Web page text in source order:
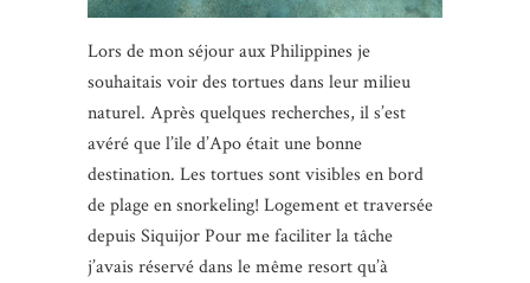
Lors de mon séjour aux Philippines je
souhaitais voir des tortues dans leur milieu
naturel. Après quelques recherches, il s’est
avéré que l’île d’Apo était une bonne
destination. Les tortues sont visibles en bord
de plage en snorkeling! Logement et traversée
depuis Siquijor Pour me faciliter la tâche
j’avais réservé dans le même resort qu’à